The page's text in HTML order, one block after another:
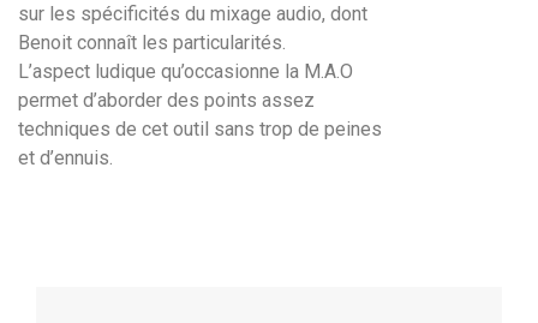
sur les spécificités du mixage audio, dont
Benoit connaît les particularités.
L’aspect ludique qu’occasionne la M.A.O
permet d’aborder des points assez
techniques de cet outil sans trop de peines
et d’ennuis.